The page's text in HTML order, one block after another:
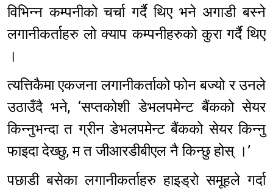
विभिन्न कम्पनीको चर्चा गर्दै थिए भने अगाडी बस्ने
लगानीकर्ताहरु लो क्याप कम्पनीहरुको कुरा गर्दै थिए
।
त्यत्तिकैमा एकजना लगानीकर्ताको फोन बज्यो र उनले
उठाउँदै भने, ‘सप्तकोशी डेभलपमेन्ट बैंकको सेयर
किन्नुभन्दा त ग्रीन डेभलपमेन्ट बैंकको सेयर किन्नु
फाइदा देख्छु, म त जीआरडीबीएल नै किन्छु होस् ।’
पछाडी बसेका लगानीकर्ताहरु हाइड्रो समूहले गर्दा